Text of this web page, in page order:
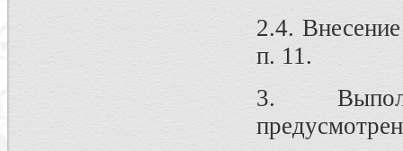
2.4.
п. 11.
3.